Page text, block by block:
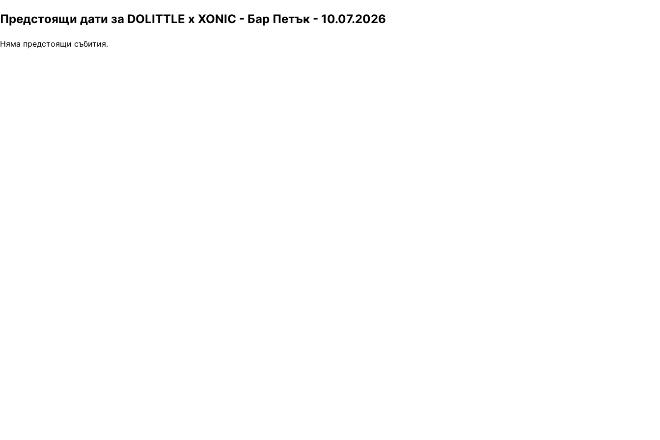
Предстоящи дати за DOLITTLE x XONIC - Бар Петък - 10.07.2026
Няма предстоящи събития.